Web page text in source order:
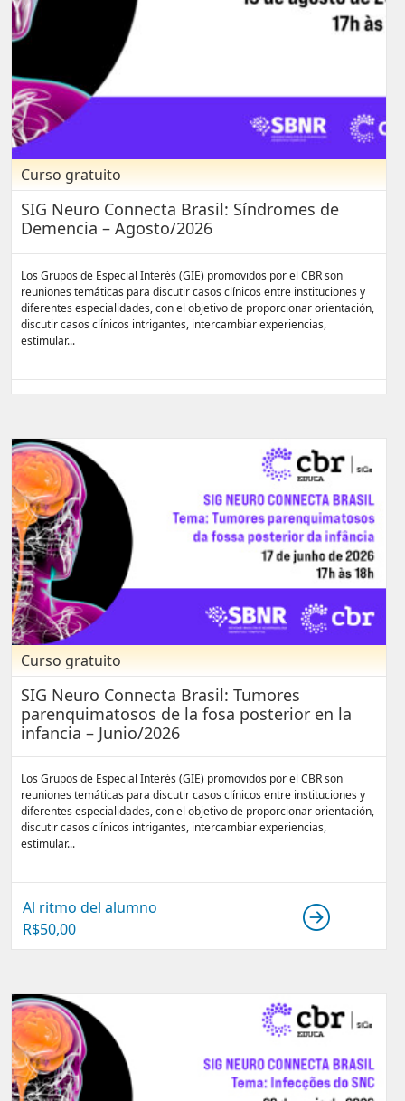
Curso gratuito
SIG Neuro Connecta Brasil: Síndromes de
Demencia – Agosto/2026
Los Grupos de Especial Interés (GIE) promovidos por el CBR son
reuniones temáticas para discutir casos clínicos entre instituciones y
diferentes especialidades, con el objetivo de proporcionar orientación,
discutir casos clínicos intrigantes, intercambiar experiencias,
estimular...
Curso gratuito
SIG Neuro Connecta Brasil: Tumores
parenquimatosos de la fosa posterior en la
infancia – Junio/2026
Los Grupos de Especial Interés (GIE) promovidos por el CBR son
reuniones temáticas para discutir casos clínicos entre instituciones y
diferentes especialidades, con el objetivo de proporcionar orientación,
discutir casos clínicos intrigantes, intercambiar experiencias,
estimular...
Al ritmo del alumno
R$50,00